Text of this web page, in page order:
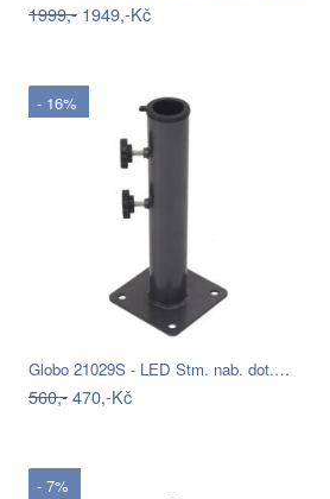
1999,- 1949,-Kč
- 16%
Globo 21029S - LED Stm. nab. dot.…
560,-470,-Kč
- 7%